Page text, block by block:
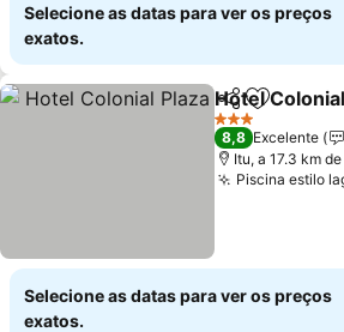
Selecione as datas para ver os preços
exatos.
Partilhar
Hotel
3 Estrelas
8,8 Excelente
Itu, a 17.3 km
Piscina estilo
Selecione as datas para ver os preços
exatos.